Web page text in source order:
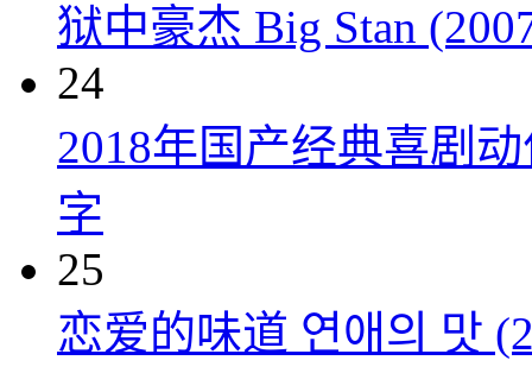
狱中豪杰 Big Stan
24
2018年国产经典喜剧
字
25
恋爱的味道 연애의 맛